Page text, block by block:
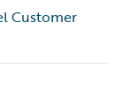
Customer